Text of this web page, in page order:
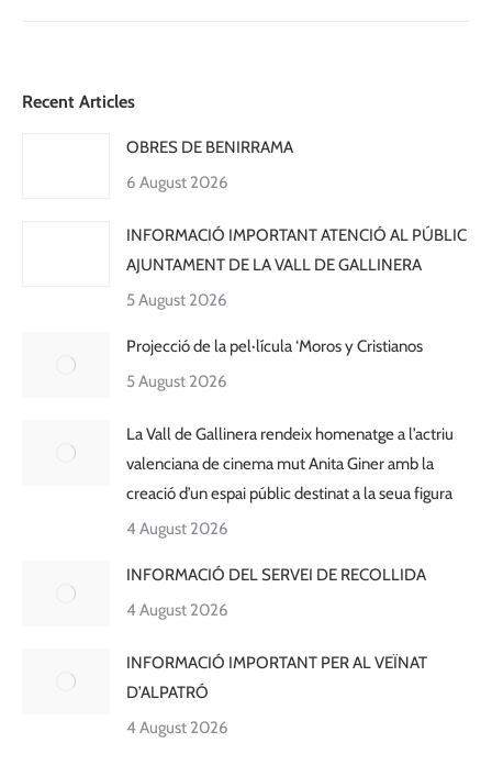
Recent Articles
OBRES DE BENIRRAMA
6 August 2026
INFORMACIÓ IMPORTANT ATENCIÓ AL PÚBLIC
AJUNTAMENT DE LA VALL DE GALLINERA
5 August 2026
Projecció de la pel·lícula ‘Moros y Cristianos
5 August 2026
La Vall de Gallinera rendeix homenatge a l’actriu
valenciana de cinema mut Anita Giner amb la
creació d’un espai públic destinat a la seua figura
4 August 2026
INFORMACIÓ DEL SERVEI DE RECOLLIDA
4 August 2026
INFORMACIÓ IMPORTANT PER AL VEÏNAT
D’ALPATRÓ
4 August 2026